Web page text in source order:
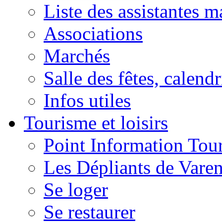
Liste des assistantes
Associations
Marchés
Salle des fêtes,
Infos utiles
Tourisme et loisirs
Point Information
Les Dépliants de
Se loger
Se restaurer